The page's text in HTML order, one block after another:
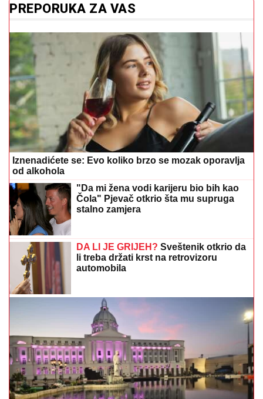
PREPORUKA ZA VAS
Iznenadićete se: Evo koliko brzo se mozak oporavlja
od alkohola
"Da mi žena vodi karijeru bio bih kao
Čola" Pjevač otkrio šta mu supruga
stalno zamjera
DA LI JE GRIJEH? Sveštenik otkrio da
li treba držati krst na retrovizoru
automobila